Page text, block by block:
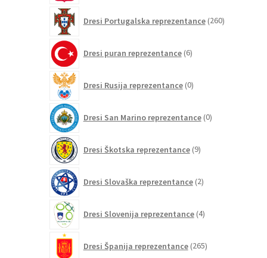
Dresi Portugalska reprezentance 260izdelkov
Dresi puran reprezentance 6izdelkov
Dresi Rusija reprezentance 0izdelkov
Dresi San Marino reprezentance 0izdelkov
Dresi Škotska reprezentance 9izdelkov
Dresi Slovaška reprezentance 2izdelka
Dresi Slovenija reprezentance 4izdelki
Dresi Španija reprezentance 265izdelkov